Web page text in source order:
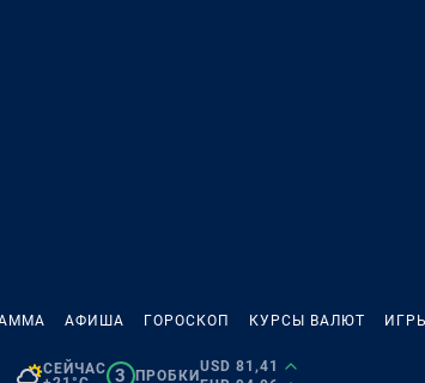
АФИША ГОРОСКОП КУРСЫ ВАЛЮТ
СЕЙЧАС 3 ПРОБКИ
USD 81,41